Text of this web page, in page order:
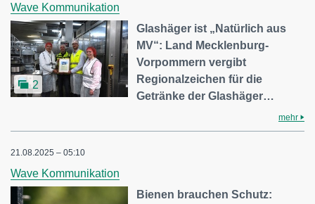
Wave Kommunikation
2
Glashäger ist „Natürlich aus
MV“: Land Mecklenburg-
Vorpommern vergibt
Regionalzeichen für die
Getränke der Glashäger…
mehr
21.08.2025 – 05:10
Wave Kommunikation
Bienen brauchen Schutz: